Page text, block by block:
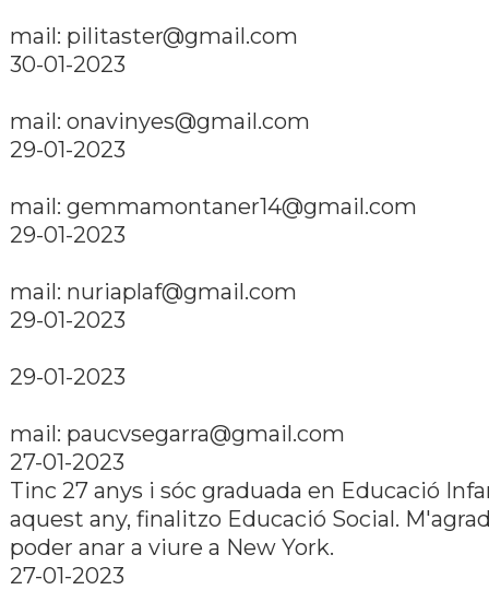
mail: pilitaster@gmail.com
30-01-2023
mail: onavinyes@gmail.com
29-01-2023
mail: gemmamontaner14@gmail.com
29-01-2023
mail: nuriaplaf@gmail.com
29-01-2023
29-01-2023
mail: paucvsegarra@gmail.com
27-01-2023
Tinc 27 anys i sóc graduada en Educació
aquest any, finalitzo Educació Social.
poder anar a viure a New York.
27-01-2023